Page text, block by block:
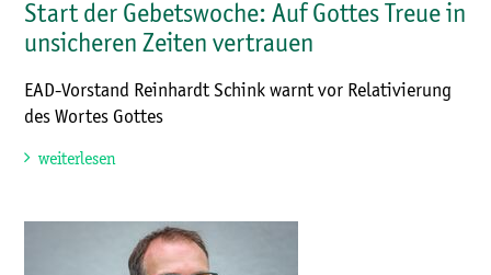
Start der Gebetswoche: Auf Gottes Treue in
unsicheren Zeiten vertrauen
EAD-Vorstand Reinhardt Schink warnt vor Relativierung
des Wortes Gottes
weiterlesen